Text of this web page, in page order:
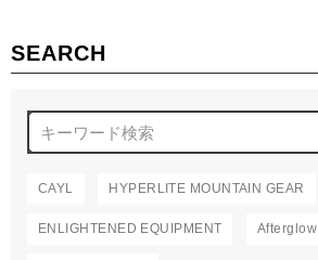
SEARCH
CAYL HYPERLITE MOUNTAIN GEAR
ENLIGHTENED EQUIPMENT Afterglow